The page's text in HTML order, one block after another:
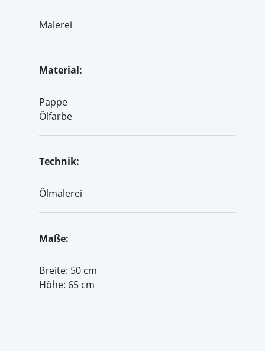
Malerei
Material:
Pappe
Ölfarbe
Technik:
Ölmalerei
Maße:
Breite: 50 cm
Höhe: 65 cm